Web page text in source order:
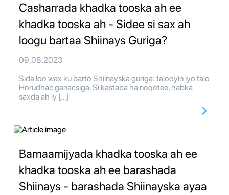
Casharrada khadka tooska ah ee
khadka tooska ah - Sidee si sax ah
loogu bartaa Shiinays Guriga?
09.08.2023
Sida loo wax ku barto Shiinayska guriga: talooyin iyo talo
Horudhac ganacsiga. Si kastaba ha noqotee, habka
saxda ah iy […]
Barnaamijyada khadka tooska ah ee
khadka tooska ah ee barashada
Shiinays - barashada Shiinayska ayaa